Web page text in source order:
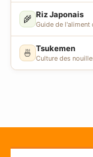
🌾 Riz Japonais
Guide de l'aliment
🍜 Tsukemen
Culture des